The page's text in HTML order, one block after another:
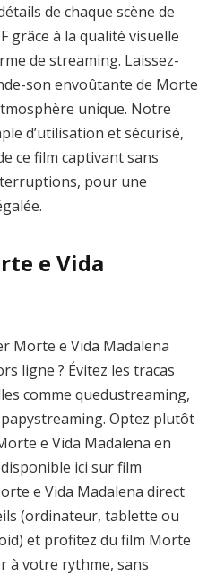
de chaque scène de
grâce à la qualité visuelle
de streaming. Laissez-
son envoûtante de Morte
unique. Notre
d’utilisation et sécurisé,
ce film captivant sans
pour une
e Vida
Morte e Vida Madalena
ligne ? Évitez les tracas
comme quedustreaming,
Optez plutôt
e Vida Madalena en
ici sur film
e Vida Madalena direct
(ordinateur, tablette ou
et profitez du film Morte
à votre rythme, sans